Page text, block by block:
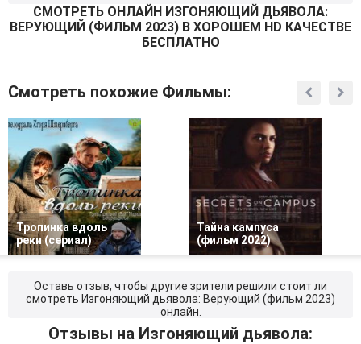
СМОТРEТЬ ОНЛАЙН ИЗГОНЯЮЩИЙ ДЬЯВОЛА:
ВЕРУЮЩИЙ (ФИЛЬМ 2023) В ХОРОШЕМ HD КАЧЕСТВЕ
БЕСПЛАТНО
Смотреть похожие Фильмы:
Тропинка вдоль
реки (сериал)
Тайна кампуса
(фильм 2022)
Оставь отзыв, чтобы другие зрители решили стоит ли
смотреть Изгоняющий дьявола: Верующий (фильм 2023)
онлайн.
Отзывы на Изгоняющий дьявола: